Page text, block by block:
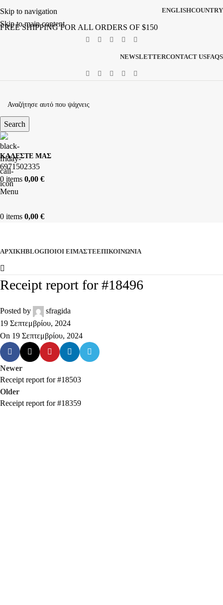
Skip to navigation
Skip to main content
ENGLISHCOUNTRY
FREE SHIPPING FOR ALL ORDERS OF $150
NEWSLETTERCONTACT USFAQS
Search
ΚΑΛΕΣΤΕ ΜΑΣ
6971502335
0 items 0,00 €
Menu
0 items 0,00 €
ΑΡΧΙΚΉBLOGΠΟΙΟΊ ΕΊΜΑΣΤΕΕΠΙΚΟΙΝΩΝΊΑ
Receipt report for #18496
Posted by
sfragida
19 Σεπτεμβρίου, 2024
On 19 Σεπτεμβρίου, 2024
Newer
Receipt report for #18503
Older
Receipt report for #18359